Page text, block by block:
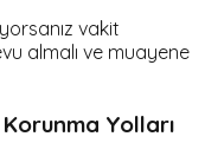
vakit
almalı ve muayene
Yolları